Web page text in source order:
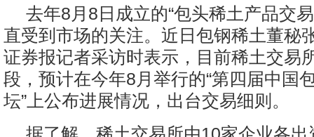
去年8月8日成立的“包头稀土产品交
直受到市场的关注。近日包钢稀土董秘
证券报记者采访时表示，目前稀土交易
段，预计在今年8月举行的“第四届中国
坛”上公布进展情况，出台交易细则。